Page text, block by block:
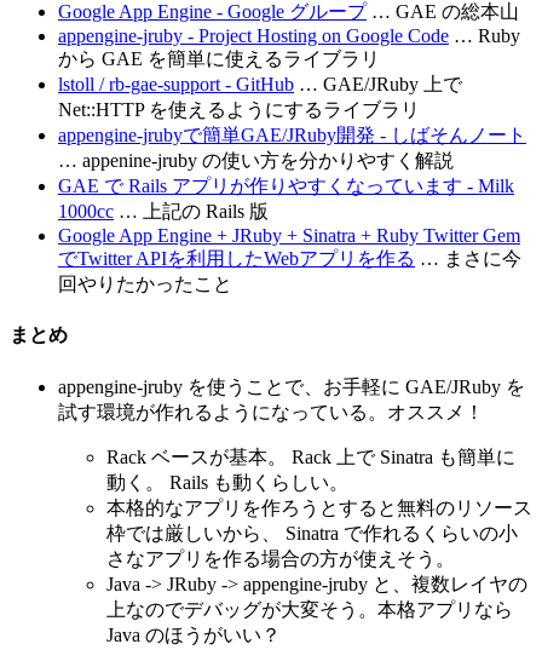
Google App Engine - Google グループ… GAE の総本山
appengine-jruby - Project Hosting on Google Code … Ruby
から GAE を簡単に使えるライブラリ
lstoll / rb-gae-support - GitHub … GAE/JRuby 上で
Net::HTTP を使えるようにするライブラリ
appengine-jrubyで簡単GAE/JRuby開発 - しばそんノート
… appenine-jruby の使い方を分かりやすく解説
GAE で Rails アプリが作りやすくなっています - Milk
1000cc … 上記の Rails 版
Google App Engine + JRuby + Sinatra + Ruby Twitter Gem
でTwitter APIを利用したWebアプリを作る … まさに今
回やりたかったこと
まとめ
appengine-jruby を使うことで、お手軽に GAE/JRuby を
試す環境が作れるようになっている。オススメ！
Rack ベースが基本。 Rack 上で Sinatra も簡単に
動く。 Rails も動くらしい。
本格的なアプリを作ろうとすると無料のリソース
枠では厳しいから、 Sinatra で作れるくらいの小
さなアプリを作る場合の方が使えそう。
Java -> JRuby -> appengine-jruby と、複数レイヤの
上なのでデバッグが大変そう。本格アプリなら
Java のほうがいい？